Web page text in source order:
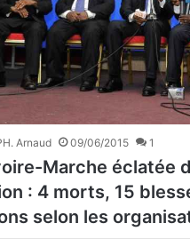
Arnaud 09/06/2015 1
Marche éclatée
: 4 morts, 15
selon les